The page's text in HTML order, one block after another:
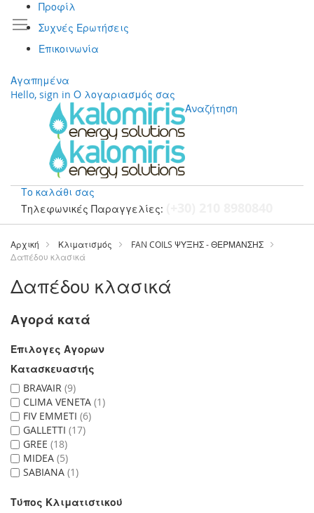
Προφίλ
Συχνές Ερωτήσεις
Επικοινωνία
Αγαπημένα
Hello, sign in Ο λογαριασμός σας
Αναζήτηση
Το καλάθι σας
Τηλεφωνικές Παραγγελίες:
Μετάβαση
περιεχόμενο
Αρχική Κλιματισμός
FAN COILS ΨΥΞΗΣ - ΘΕΡΜΑΝΣΗΣ
Δαπέδου κλασικά
Δαπέδου κλασικά
Αγορά κατά
Επιλογες Αγορων
Κατασκευαστής
BRAVAIR 9
CLIMA VENETA 1
FIV EMMETI 6
GALLETTI 17
GREE 18
MIDEA 5
SABIANA 1
Τύπος Κλιματιστικού